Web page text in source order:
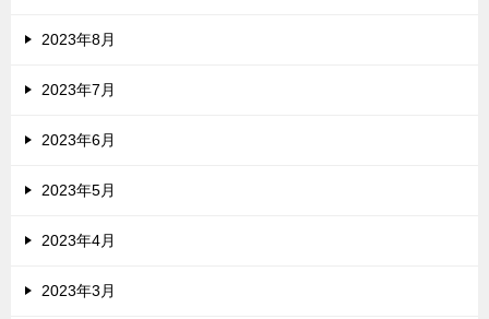
2023年8月
2023年7月
2023年6月
2023年5月
2023年4月
2023年3月